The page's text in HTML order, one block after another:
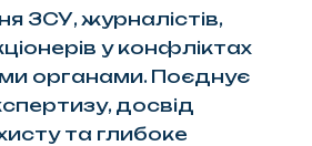
ЗСУ, журналістів,
у конфліктах
органами. Поєднує
досвід
та глибоке